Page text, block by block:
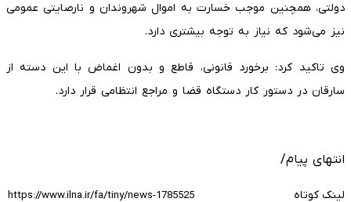
دولتی، همچنین موجب خسارت به اموال شهروندان و نارصایتی عمومی
نیز می‌شود که نیاز به توجه بیشتری دارد.
وی تاکید کرد: برخورد قانونی، قاطع و بدون اغماض با این دسته از
سارقان در دستور کار دستگاه قضا و مراجع انتظامی قرار دارد.
انتهای پیام/
لینک کوتاه